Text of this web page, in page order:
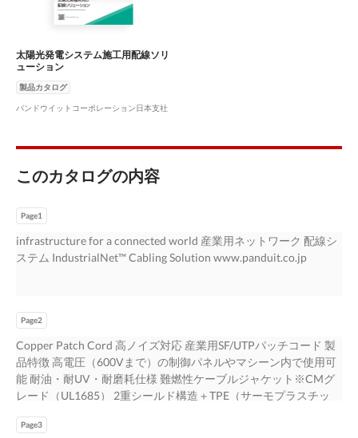
太陽光発電システム施工用配線ソリ
ューション
製品カタログ
パンドウイットコーポレーション日本支社
このカタログの内容
Page1
infrastructure for a connected world 産業用ネットワーク 配線シ
ステム IndustrialNet™ Cabling Solution www.panduit.co.jp
Page2
Copper Patch Cord 高ノイズ対応 産業用SF/UTPパッチコード 製
品特徴 高電圧（600Vまで）の制御パネルやマシーン内で使用可
能 耐油・耐UV・耐磨耗仕様 難燃性ケーブルジャケット※CMグ
レード（UL1685） 2重シールド構造＋TPE（サーモプラスチッ
ISTPHCH□□MTL POE対応（IEEE802.3af & IEEE802.3at） SF/UTP
Page3